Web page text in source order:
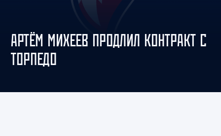
АРТЁМ МИХЕЕВ ПРОДЛИЛ КОНТРАКТ С
ТОРПЕДО